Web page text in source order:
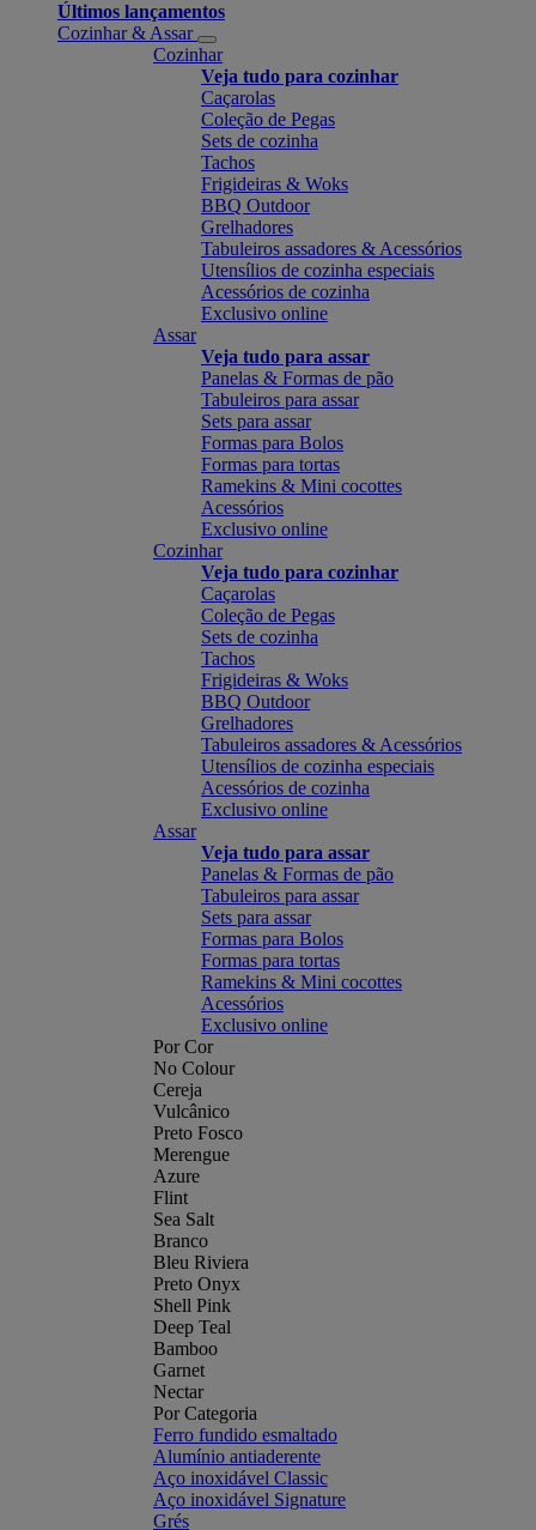
Últimos lançamentos
Cozinhar & Assar
Cozinhar
Veja tudo para cozinhar
Caçarolas
Coleção de Pegas
Sets de cozinha
Tachos
Frigideiras & Woks
BBQ Outdoor
Grelhadores
Tabuleiros assadores & Acessórios
Utensílios de cozinha especiais
Acessórios de cozinha
Exclusivo online
Assar
Veja tudo para assar
Panelas & Formas de pão
Tabuleiros para assar
Sets para assar
Formas para Bolos
Formas para tortas
Ramekins & Mini cocottes
Acessórios
Exclusivo online
Cozinhar
Veja tudo para cozinhar
Caçarolas
Coleção de Pegas
Sets de cozinha
Tachos
Frigideiras & Woks
BBQ Outdoor
Grelhadores
Tabuleiros assadores & Acessórios
Utensílios de cozinha especiais
Acessórios de cozinha
Exclusivo online
Assar
Veja tudo para assar
Panelas & Formas de pão
Tabuleiros para assar
Sets para assar
Formas para Bolos
Formas para tortas
Ramekins & Mini cocottes
Acessórios
Exclusivo online
Por Cor
No Colour
Cereja
Vulcânico
Preto Fosco
Merengue
Azure
Flint
Sea Salt
Branco
Bleu Riviera
Preto Onyx
Shell Pink
Deep Teal
Bamboo
Garnet
Nectar
Por Categoria
Ferro fundido esmaltado
Alumínio antiaderente
Aço inoxidável Classic
Aço inoxidável Signature
Grés